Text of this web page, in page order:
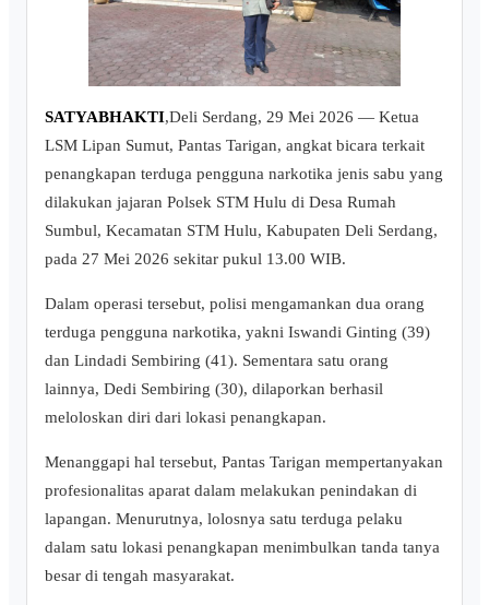
SATYABHAKTI,Deli Serdang, 29 Mei 2026 — Ketua
LSM Lipan Sumut, Pantas Tarigan, angkat bicara terkait
penangkapan terduga pengguna narkotika jenis sabu yang
dilakukan jajaran Polsek STM Hulu di Desa Rumah
Sumbul, Kecamatan STM Hulu, Kabupaten Deli Serdang,
pada 27 Mei 2026 sekitar pukul 13.00 WIB.
Dalam operasi tersebut, polisi mengamankan dua orang
terduga pengguna narkotika, yakni Iswandi Ginting (39)
dan Lindadi Sembiring (41). Sementara satu orang
lainnya, Dedi Sembiring (30), dilaporkan berhasil
meloloskan diri dari lokasi penangkapan.
Menanggapi hal tersebut, Pantas Tarigan mempertanyakan
profesionalitas aparat dalam melakukan penindakan di
lapangan. Menurutnya, lolosnya satu terduga pelaku
dalam satu lokasi penangkapan menimbulkan tanda tanya
besar di tengah masyarakat.